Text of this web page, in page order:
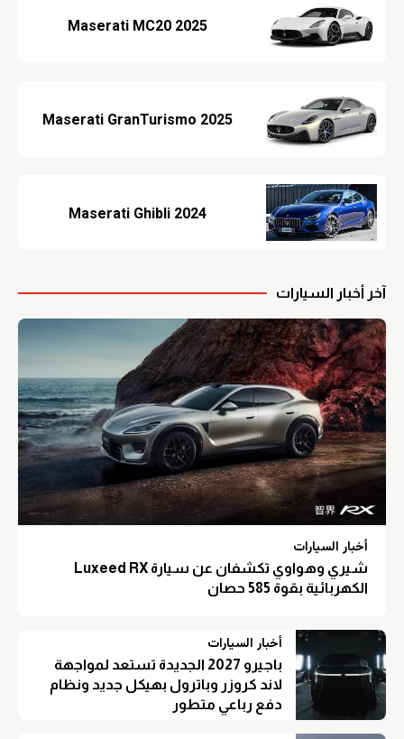
Maserati MC20 2025
Maserati GranTurismo 2025
Maserati Ghibli 2024
آخر أخبار السيارات
أخبار السيارات
شيري وهواوي تكشفان عن سيارة Luxeed RX
الكهربائية بقوة 585 حصان
أخبار السيارات
باجيرو 2027 الجديدة تستعد لمواجهة
لاند كروزر وباترول بهيكل جديد ونظام
دفع رباعي متطور